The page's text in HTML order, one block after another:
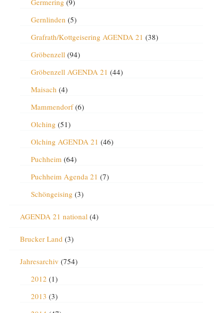
Germering (9)
Gernlinden (5)
Grafrath/Kottgeisering AGENDA 21 (38)
Gröbenzell(94)
Gröbenzell AGENDA 21 (44)
Maisach (4)
Mammendorf(6)
Olching (51)
Olching AGENDA 21 (46)
Puchheim(64)
Puchheim Agenda 21 (7)
Schöngeising (3)
AGENDA 21 national(4)
Brucker Land (3)
Jahresarchiv (754)
2012 (1)
2013 (3)